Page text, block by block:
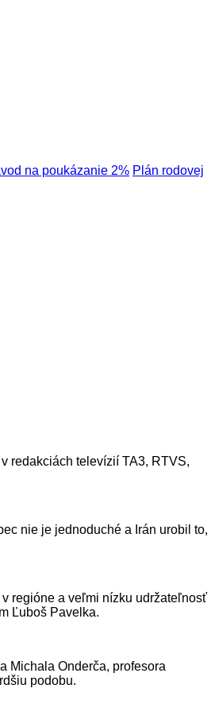
na poukázanie 2% Plán rodovej
redakciách televízií TA3, RTVS,
nie je jednoduché a Irán urobil to,
regióne a veľmi nízku udržateľnosť
Ľuboš Pavelka.
Michala Onderča, profesora
podobu.